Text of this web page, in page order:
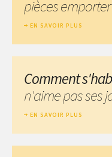
pièces
EN SAVOIR PLUS
Comment
n'aime pas ses
EN SAVOIR PLUS